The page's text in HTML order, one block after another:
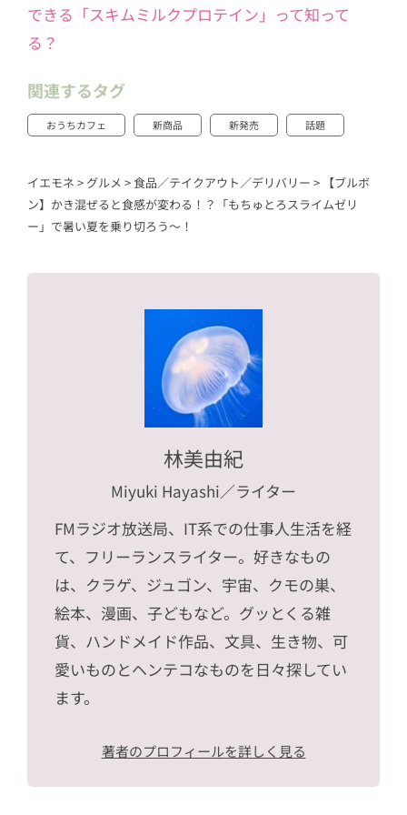
できる「スキムミルクプロテイン」って知って
る？
関連するタグ
おうちカフェ 新商品 新発売 話題
イエモネ > グルメ >食品／テイクアウト／デリバリー > 【ブルボ
ン】かき混ぜると食感が変わる！？「もちゅとろスライムゼリ
ー」で暑い夏を乗り切ろう～！
林美由紀
Miyuki Hayashi／ライター
FMラジオ放送局、IT系での仕事人生活を経
て、フリーランスライター。好きなもの
は、クラゲ、ジュゴン、宇宙、クモの巣、
絵本、漫画、子どもなど。グッとくる雑
貨、ハンドメイド作品、文具、生き物、可
愛いものとヘンテコなものを日々探してい
ます。
著者のプロフィールを詳しく見る